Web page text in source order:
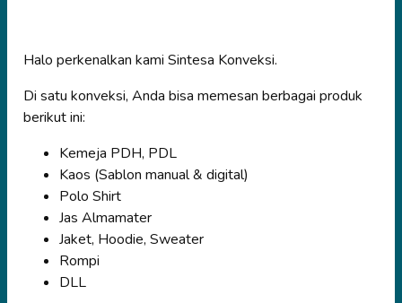
Halo perkenalkan kami Sintesa Konveksi.
Di satu konveksi, Anda bisa memesan berbagai produk
berikut ini:
Kemeja PDH, PDL
Kaos (Sablon manual & digital)
Polo Shirt
Jas Almamater
Jaket, Hoodie, Sweater
Rompi
DLL